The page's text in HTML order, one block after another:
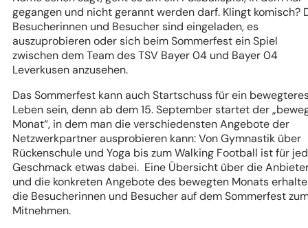
gegangen und nicht gerannt werden darf. Klingt komisch?
Besucherinnen und Besucher sind eingeladen, es
auszuprobieren oder sich beim Sommerfest ein Spiel
zwischen dem Team des TSV Bayer 04 und Bayer 04
Leverkusen anzusehen.
Das Sommerfest kann auch Startschuss für ein
Leben sein, denn ab dem 15. September startet der
Monat“, in dem man die verschiedensten Angebote der
Netzwerkpartner ausprobieren kann: Von Gymnastik über
Rückenschule und Yoga bis zum Walking Football ist für
Geschmack etwas dabei. Eine Übersicht über die
und die konkreten Angebote des bewegten Monats
die Besucherinnen und Besucher auf dem Sommerfest
Mitnehmen.